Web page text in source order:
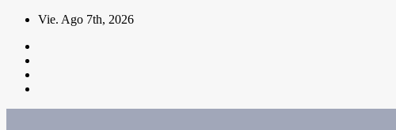
Saltar
contenido
Vie. Ago 7th, 2026